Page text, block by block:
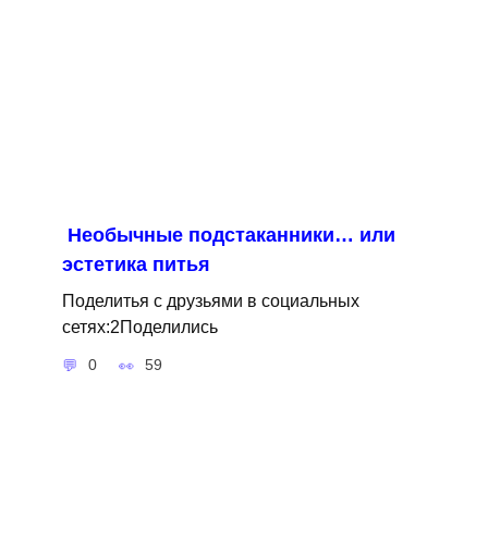
Необычные подстаканники… или
эстетика питья
Поделитья с друзьями в социальных
сетях:2Поделились
0 59